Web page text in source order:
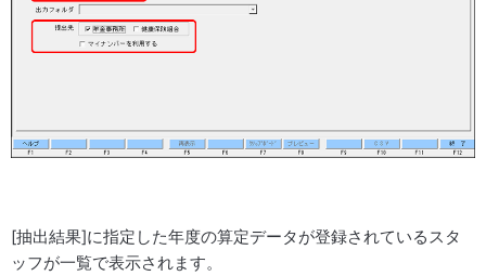
[抽出結果]に指定した年度の算定データが登録されているスタ
ッフが一覧で表示されます。